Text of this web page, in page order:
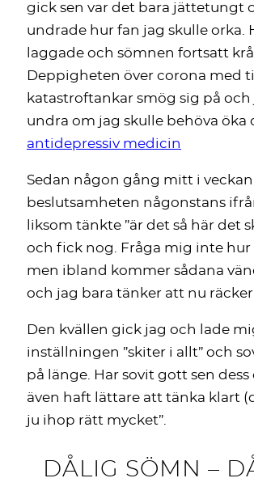
gick sen var det bara jättetungt
undrade hur fan jag skulle orka.
laggade och sömnen fortsatt
Deppigheten över corona med
katastroftankar smög sig på
undra om jag skulle behöva öka
antidepressiv medicin
Sedan någon gång mitt i
beslutsamheten någonstans
liksom tänkte ”är det så här det
och fick nog. Fråga mig inte hur
men ibland kommer sådana
och jag bara tänker att nu
Den kvällen gick jag och lade
inställningen ”skiter i allt” och
på länge. Har sovit gott sen dess
även haft lättare att tänka klart
ju ihop rätt mycket”.
DÅLIG SÖMN –